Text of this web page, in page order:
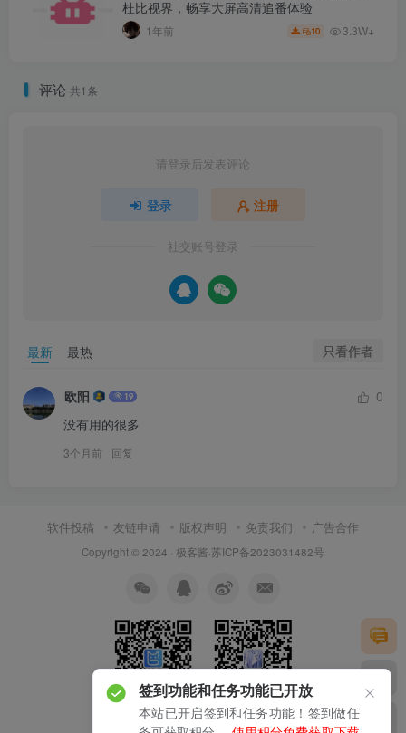
杜比视界，畅享大屏高清追番体验
1年前 10 3.3W+
评论 共1条
请登录后发表评论
登录 注册
社交账号登录
最新 最热 只看作者
欧阳
0
没有用的很多
3个月前 回复
软件投稿 友链申请 版权声明 免责我们 广告合作
Copyright © 2024 · 极客酱·苏ICP备2023031482号
关注公众号 扫码加微信
签到功能和任务功能已开放
本站已开启签到和任务功能！签到做任